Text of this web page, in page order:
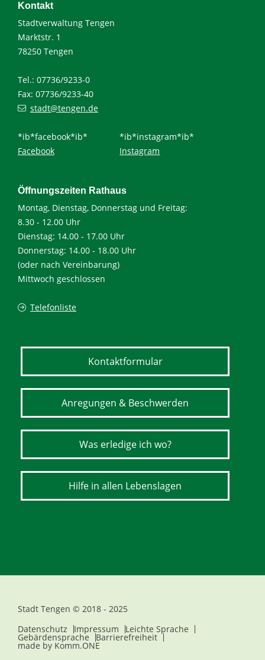
Kontakt
Stadtverwaltung Tengen
Marktstr. 1
78250 Tengen
Tel.: 07736/9233-0
Fax: 07736/9233-40
stadt@tengen.de
*ib*facebook*ib*
Facebook
*ib*instagram*ib*
Instagram
Öffnungszeiten Rathaus
Montag, Dienstag, Donnerstag und Freitag:
8.30 - 12.00 Uhr
Dienstag: 14.00 - 17.00 Uhr
Donnerstag: 14.00 - 18.00 Uhr
(oder nach Vereinbarung)
Mittwoch geschlossen
Telefonliste
Kontaktformular
Anregungen & Beschwerden
Was erledige ich wo?
Hilfe in allen Lebenslagen
Stadt Tengen © 2018 - 2025
Datenschutz
Impressum Leichte Sprache
Gebärdensprache Barrierefreiheit
made by Komm.ONE